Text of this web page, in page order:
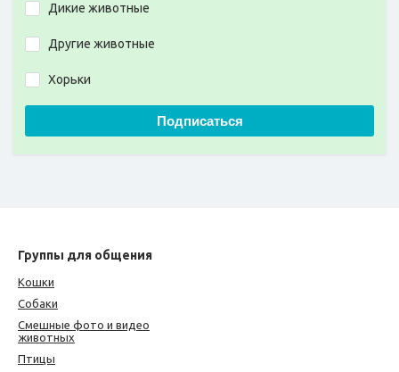
Дикие животные
Другие животные
Хорьки
Подписаться
Группы для общения
Кошки
Собаки
Смешные фото и видео
животных
Птицы